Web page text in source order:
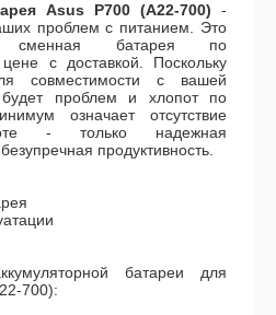
Asus P700 (A22-700) -
проблем с питанием. Это
сменная батарея по
цене с доставкой. Поскольку
совместимости с вашей
проблем и хлопот по
означает отсутствие
- только надежная
продуктивность.
батареи для
700):